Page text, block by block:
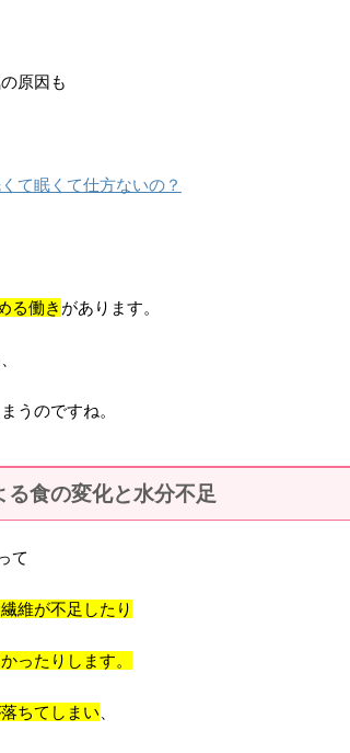
原因も
て眠くて仕方ないの？
る働き があります。
うのですね。
食の変化と水分不足
て
維が不足したり
ったりします。
ちてしまい